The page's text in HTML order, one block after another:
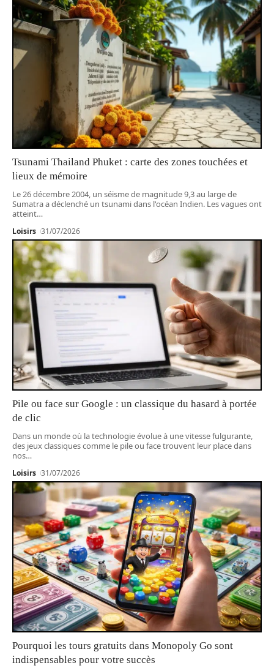
Tsunami Thailand Phuket : carte des zones touchées et
lieux de mémoire
Le 26 décembre 2004, un séisme de magnitude 9,3 au large de
Sumatra a déclenché un tsunami dans l'océan Indien. Les vagues ont
atteint…
Loisirs 31/07/2026
Pile ou face sur Google : un classique du hasard à portée
de clic
Dans un monde où la technologie évolue à une vitesse fulgurante,
des jeux classiques comme le pile ou face trouvent leur place dans
nos…
Loisirs 31/07/2026
Pourquoi les tours gratuits dans Monopoly Go sont
indispensables pour votre succès